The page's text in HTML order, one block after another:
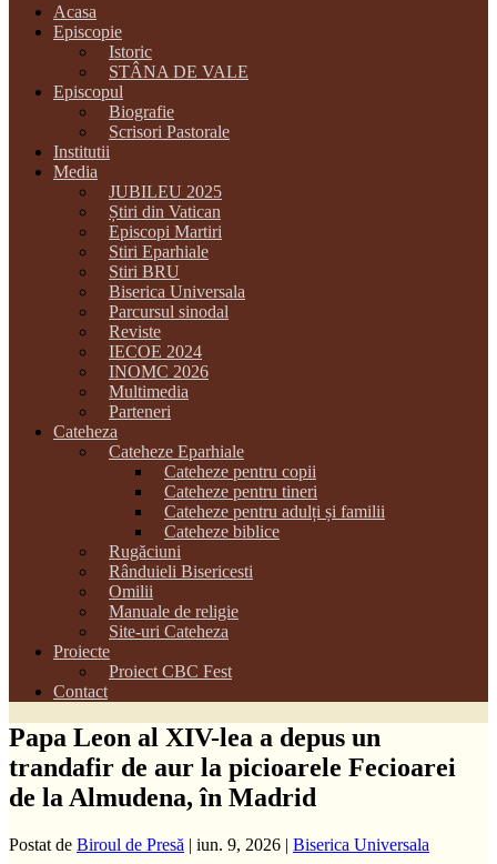
Acasa
Episcopie
Istoric
STÂNA DE VALE
Episcopul
Biografie
Scrisori Pastorale
Institutii
Media
JUBILEU 2025
Știri din Vatican
Episcopi Martiri
Stiri Eparhiale
Stiri BRU
Biserica Universala
Parcursul sinodal
Reviste
IECOE 2024
INOMC 2026
Multimedia
Parteneri
Cateheza
Cateheze Eparhiale
Cateheze pentru copii
Cateheze pentru tineri
Cateheze pentru adulți și familii
Cateheze biblice
Rugăciuni
Rânduieli Bisericesti
Omilii
Manuale de religie
Site-uri Cateheza
Proiecte
Proiect CBC Fest
Contact
Papa Leon al XIV-lea a depus un
trandafir de aur la picioarele Fecioarei
de la Almudena, în Madrid
Postat de Biroul de Presă | iun. 9, 2026 | Biserica Universala